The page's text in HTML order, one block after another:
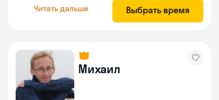
Читать дальше Выбрать время
Михаил